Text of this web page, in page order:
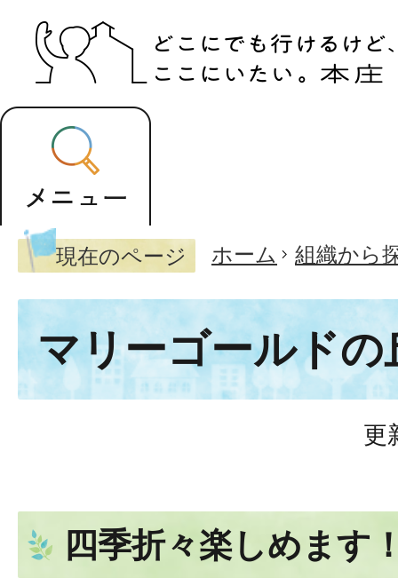
現在のページ ホーム 組織から
マリーゴールドの
更
四季折々楽しめます